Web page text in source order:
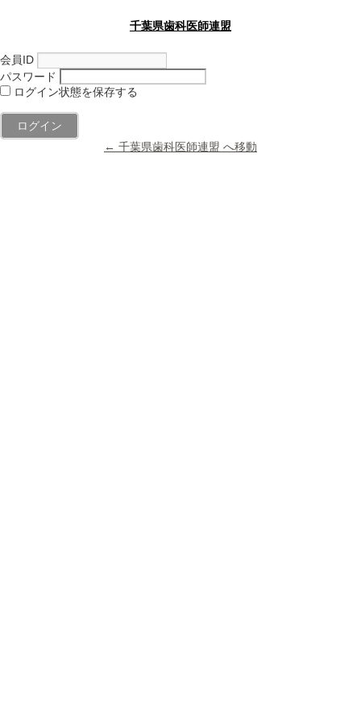
千葉県歯科医師連盟
会員ID
パスワード
ログイン状態を保存する
← 千葉県歯科医師連盟 へ移動